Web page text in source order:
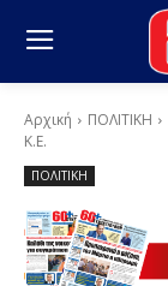
Αρχική ΠΟΛΙΤΙΚΗ
Κ.Ε.
ΠΟΛΙΤΙΚΗ